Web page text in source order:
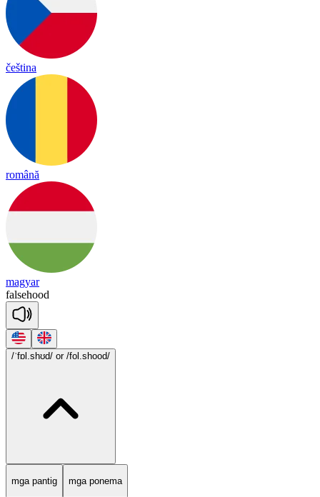
čeština
română
magyar
falsehood
/ˈfɒl.shʊd/ or /fol.shood/
mga pantig mga ponema